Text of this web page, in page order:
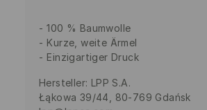
100 % Baumwolle
Kurze, weite Ärmel
Einzigartiger Druck
Hersteller: LPP S.A.
Łąkowa 39/44, 80-769 Gdańsk